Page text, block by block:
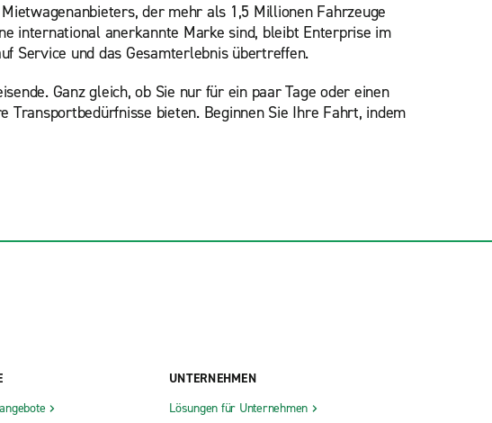
der mehr als 1,5 Millionen Fahrzeuge
international anerkannte Marke sind, bleibt Enterprise im
Service und das Gesamterlebnis übertreffen.
Ganz gleich, ob Sie nur für ein paar Tage oder einen
bieten. Beginnen Sie Ihre Fahrt, indem
UNTERNEHMEN
Lösungen für Unternehmen